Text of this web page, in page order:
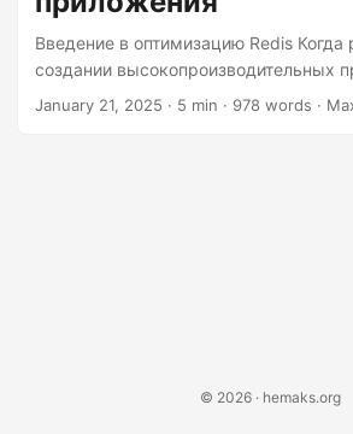
Введение в оптимизацию Redis Когда
создании высокопроизводительных
часто становится лучшим выбором
January 21, 2025 · 5 min · 978 words ·
© 2026 · hemaks.org